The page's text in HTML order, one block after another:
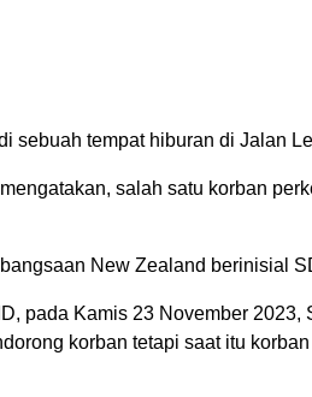
sebuah tempat hiburan di Jalan
salah satu korban
New Zealand berinisial
pada Kamis 23 November
korban tetapi saat itu